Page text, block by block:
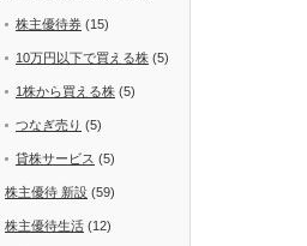
株主優待券 (15)
10万円以下で買える株 (5)
1株から買える株 (5)
つなぎ売り (5)
貸株サービス (5)
株主優待 新設 (59)
株主優待生活 (12)